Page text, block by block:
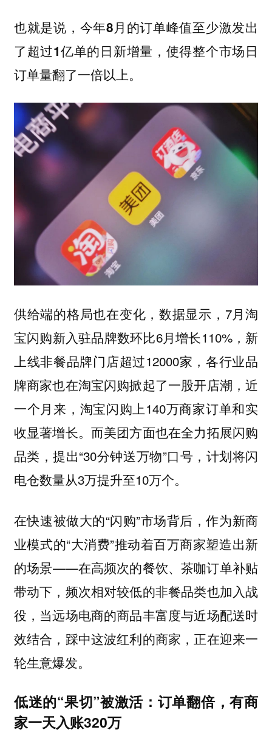
也就是说，今年8月的订单峰值至少激发出
了超过1亿单的日新增量，使得整个市场日
订单量翻了一倍以上。
供给端的格局也在变化，数据显示，7月淘
宝闪购新入驻品牌数环比6月增长110%，新
上线非餐品牌门店超过12000家，各行业品
牌商家也在淘宝闪购掀起了一股开店潮，近
一个月来，淘宝闪购上140万商家订单和实
收显著增长。而美团方面也在全力拓展闪购
品类，提出“30分钟送万物”口号，计划将闪
电仓数量从3万提升至10万个。
在快速被做大的“闪购”市场背后，作为新商
业模式的“大消费”推动着百万商家塑造出新
的场景——在高频次的餐饮、茶咖订单补贴
带动下，频次相对较低的非餐品类也加入战
役，当远场电商的商品丰富度与近场配送时
效结合，踩中这波红利的商家，正在迎来一
轮生意爆发。
低迷的“果切”被激活：订单翻倍，有商
家一天入账320万